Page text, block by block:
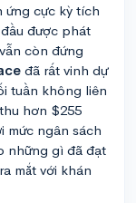
ứng cực kỳ tích
được phát
còn đứng
đã rất vinh dự
tuần không liên
hơn $255
mức ngân sách
những gì đã đạt
mắt với khán